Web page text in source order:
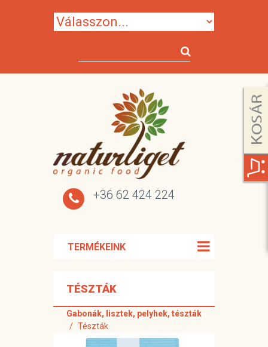
+36 62 424 224
TERMÉKEINK
TÉSZTÁK
Gabonák, lisztek, pelyhek, tészták
Tészták